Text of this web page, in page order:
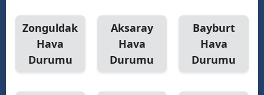
Zonguldak
Hava
Durumu
Aksaray
Hava
Durumu
Bayburt
Hava
Durumu